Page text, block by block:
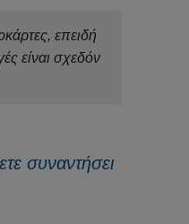
επειδή
είναι σχεδόν
συναντήσει